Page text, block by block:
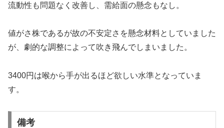
流動性も問題なく改善し、需給面の懸念もなし。
値がさ株であるが故の不安定さを懸念材料としていました
が、劇的な調整によって吹き飛んでしまいました。
3400円は喉から手が出るほど欲しい水準となっていま
す。
備考